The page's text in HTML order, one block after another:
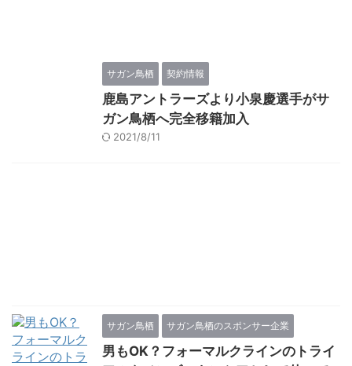
サガン鳥栖 契約情報
鹿島アントラーズより小泉慶選手がサ
ガン鳥栖へ完全移籍加入
2021/8/11
サガン鳥栖 サガン鳥栖のスポンサー企業
男もOK？フォーマルクラインのトライ